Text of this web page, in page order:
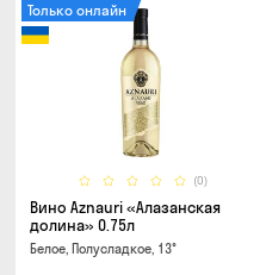
(0)
Только онлайн
Вино Aznauri «Алазанская
долина» 0.75л
Белое, Полусладкое, 13°